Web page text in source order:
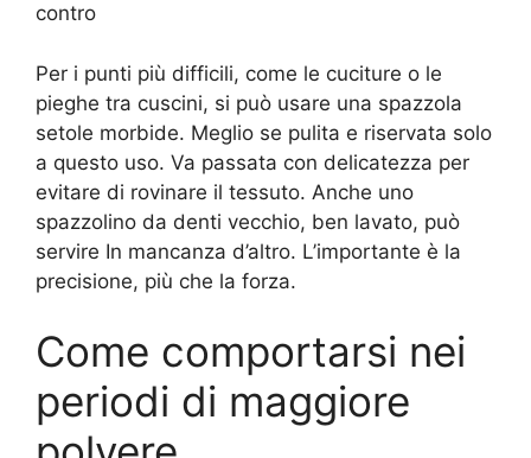
contro
Per i punti più difficili, come le cuciture o le
pieghe tra cuscini, si può usare una spazzola
setole morbide. Meglio se pulita e riservata solo
a questo uso. Va passata con delicatezza per
evitare di rovinare il tessuto. Anche uno
spazzolino da denti vecchio, ben lavato, può
servire In mancanza d’altro. L’importante è la
precisione, più che la forza.
Come comportarsi nei
periodi di maggiore